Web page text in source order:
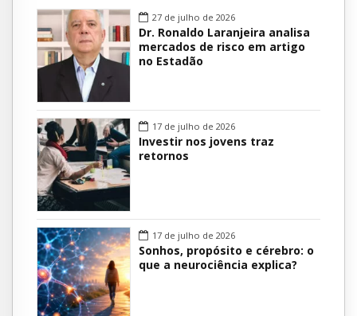
27 de julho de 2026
Dr. Ronaldo Laranjeira analisa
mercados de risco em artigo
no Estadão
17 de julho de 2026
Investir nos jovens traz
retornos
17 de julho de 2026
Sonhos, propósito e cérebro: o
que a neurociência explica?